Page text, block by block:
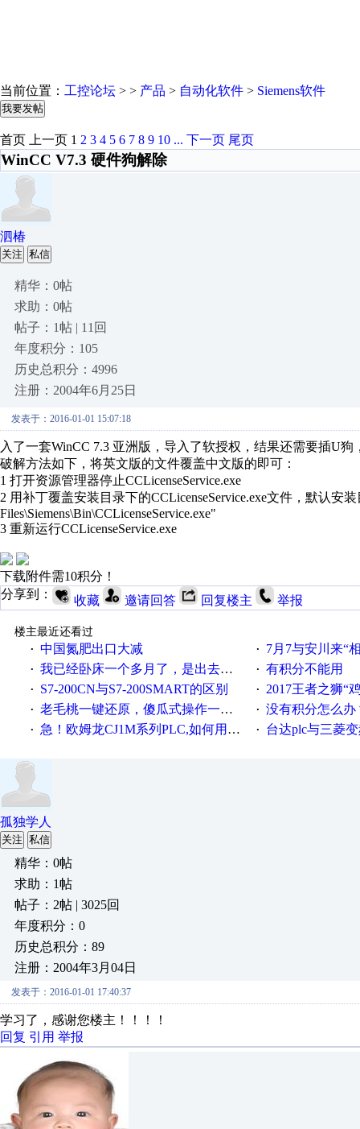
当前位置： 工控论坛 > > 产品 > 自动化软件 > Siemens软件
我要发帖
首页 上一页 1 2 3 4 5 6 7 8 9 10 ... 下一页 尾页
WinCC V7.3 硬件狗解除
泗椿
关注 私信
精华：0帖
求助：0帖
帖子：1帖 | 11回
年度积分：105
历史总积分：4996
注册：2004年6月25日
发表于：2016-01-01 15:07:18
入了一套WinCC 7.3 亚洲版，导入了软授权，结果还需要插U
破解方法如下，将英文版的文件覆盖中文版的即可：
1 打开资源管理器停止CCLicenseService.exe
2 用补丁覆盖安装目录下的CCLicenseService.exe文件，默认安
Files\Siemens\Bin\CCLicenseService.exe"
3 重新运行CCLicenseService.exe
下载附件需10积分！
分享到：
收藏 邀请回答 回复楼主 举报
楼主最近还看过
· 中国氮肥出口大减 · 7月7与安川来“
· 我已经卧床一个多月了，是出去安装机械手在高速遭遇车祸所致:大家工作都要特别注意啊 · 有积分不能用
· S7-200CN与S7-200SMART的区别 · 2017王者之狮“鸡”情签到
· 老毛桃一键还原，傻瓜式操作一键轻松备份还原；程序为向导式安装，一键即可实现自动备份或还原系统。 · 没有积分怎么办
· 急！欧姆龙CJ1M系列PLC,如何用时间控制变频器。要求时间在组态王中可以自由输入！拜托各位大神了！ · 台达plc与三菱
孤独学人
关注 私信
精华：0帖
求助：1帖
帖子：2帖 | 3025回
年度积分：0
历史总积分：89
注册：2004年3月04日
发表于：2016-01-01 17:40:37
学习了，感谢您楼主！！！！
回复 引用 举报